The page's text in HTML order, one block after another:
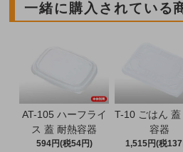
一緒に購入されている
AT-105 ハーフライ
ス 蓋 耐熱容器
594円(税54円)
T-10 ごはん
容器
1,515円(税